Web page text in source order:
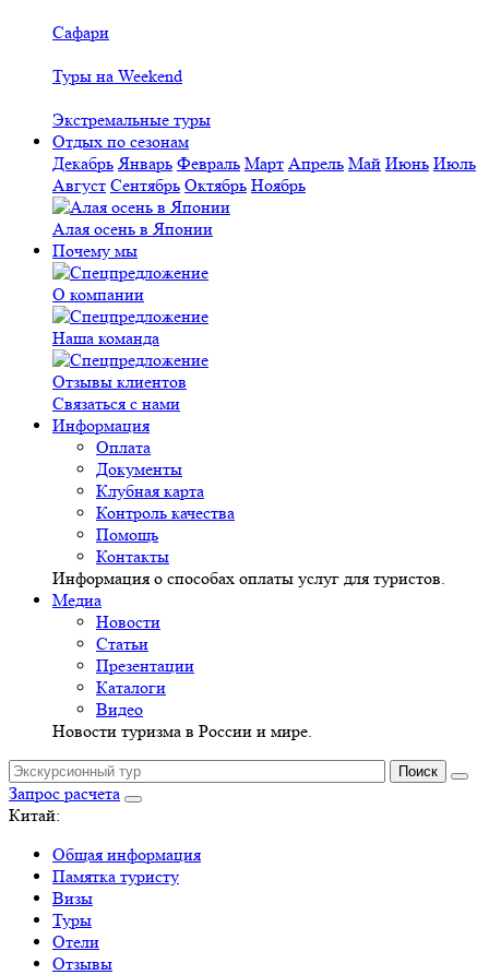
Сафари
Туры на Weekend
Экстремальные туры
Отдых по сезонам
Декабрь Январь Февраль Март Апрель Май Июнь Июль
Август Сентябрь Октябрь Ноябрь
Алая осень в Японии
Почему мы
О компании
Наша команда
Отзывы клиентов
Связаться с нами
Информация
Оплата
Документы
Клубная карта
Контроль качества
Помощь
Контакты
Информация о способах оплаты услуг для туристов.
Медиа
Новости
Статьи
Презентации
Каталоги
Видео
Новости туризма в России и мире.
Запрос расчета
Китай:
Общая информация
Памятка туристу
Визы
Туры
Отели
Отзывы